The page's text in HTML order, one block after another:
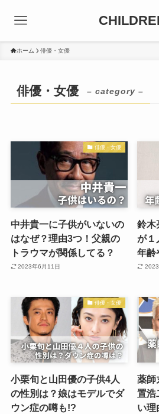
ホーム 俳優・女優
俳優・女優 – category –
俳優・女優
中井貴一に子供がいないの
はなぜ？理由3つ！父親の
トラウマが関係してる？
2023年6月11日
鈴木
が１
年齢
俳優・女優
小栗旬と山田優の子供4人
の性別は？娘はモデルでダ
ウン症の噂も!?
薬師
置浩
い理